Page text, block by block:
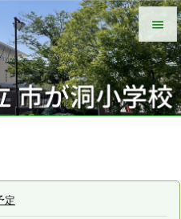


メニュ

サイド

定